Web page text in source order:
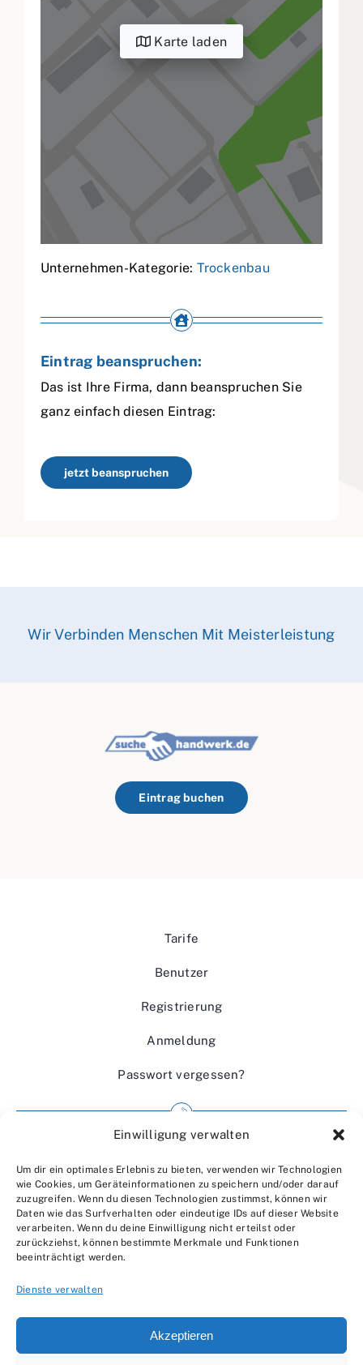
Einwilligung verwalten
Um dir ein optimales Erlebnis zu bieten, verwenden wir Technologien
wie Cookies, um Geräteinformationen zu speichern und/oder darauf
zuzugreifen. Wenn du diesen Technologien zustimmst, können wir
Daten wie das Surfverhalten oder eindeutige IDs auf dieser Website
verarbeiten. Wenn du deine Einwilligung nicht erteilst oder
zurückziehst, können bestimmte Merkmale und Funktionen
beeinträchtigt werden.
Dienste verwalten
Akzeptieren
Karte laden
Unternehmen-Kategorie: Trockenbau
Eintrag beanspruchen:
Das ist Ihre Firma, dann beanspruchen Sie
ganz einfach diesen Eintrag:
jetzt beanspruchen
Wir Verbinden Menschen Mit Meisterleistung
Eintrag buchen
Tarife
Benutzer
Registrierung
Anmeldung
Passwort vergessen?
Wir über uns
Kontakt
Datenschutzerklärung